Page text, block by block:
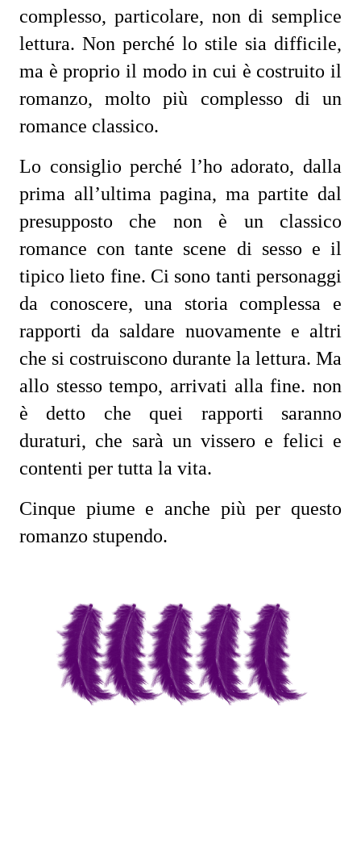
complesso, particolare, non di semplice
lettura. Non perché lo stile sia difficile,
ma è proprio il modo in cui è costruito il
romanzo, molto più complesso di un
romance classico.
Lo consiglio perché l’ho adorato, dalla
prima all’ultima pagina, ma partite dal
presupposto che non è un classico
romance con tante scene di sesso e il
tipico lieto fine. Ci sono tanti personaggi
da conoscere, una storia complessa e
rapporti da saldare nuovamente e altri
che si costruiscono durante la lettura. Ma
allo stesso tempo, arrivati alla fine. non
è detto che quei rapporti saranno
duraturi, che sarà un vissero e felici e
contenti per tutta la vita.
Cinque piume e anche più per questo
romanzo stupendo.